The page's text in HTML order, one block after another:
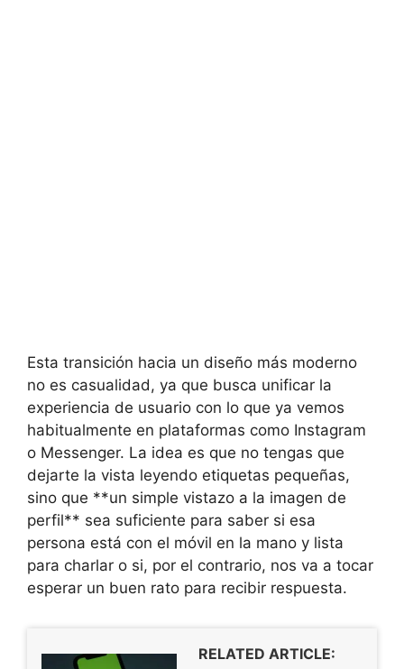
Esta transición hacia un diseño más moderno
no es casualidad, ya que busca unificar la
experiencia de usuario con lo que ya vemos
habitualmente en plataformas como Instagram
o Messenger. La idea es que no tengas que
dejarte la vista leyendo etiquetas pequeñas,
sino que **un simple vistazo a la imagen de
perfil** sea suficiente para saber si esa
persona está con el móvil en la mano y lista
para charlar o si, por el contrario, nos va a tocar
esperar un buen rato para recibir respuesta.
RELATED ARTICLE: